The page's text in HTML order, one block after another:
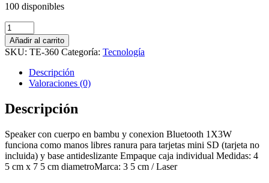
100 disponibles
SPEAKER
BLUETOOTH
BARACK
BAMBOO
cantidad
Añadir al carrito
SKU: TE-360 Categoría: Tecnología
Descripción
Valoraciones (0)
Descripción
Speaker con cuerpo en bambu y conexion Bluetooth 1X3W
funciona como manos libres ranura para tarjetas mini SD (tarjeta no
incluida) y base antideslizante Empaque caja individual Medidas: 4
5 cm x 7 5 cm diametroMarca: 3 5 cm / Laser